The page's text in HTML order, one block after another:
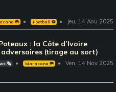
🥅 Football ⚽️ Jeu, 14 Aou 2025
: la Côte d’Ivoire
(tirage au sort)
🗞️ Maracana 🥅 Ven, 14 Nov 2025